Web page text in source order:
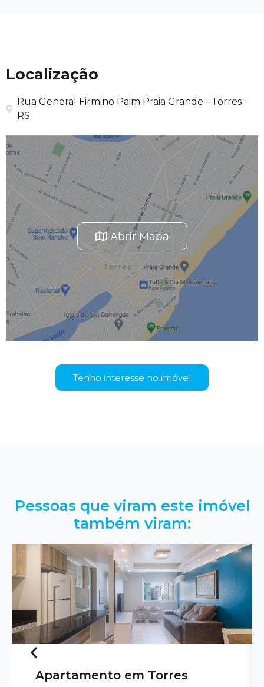
Localização
Rua General Firmino Paim Praia Grande - Torres -
RS
Abrir Mapa
Tenho interesse no imóvel
Pessoas que viram este imóvel
também viram:
Apartamento em Torres